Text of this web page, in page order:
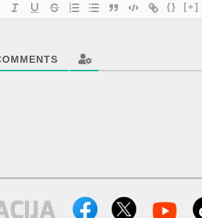
{} [+]